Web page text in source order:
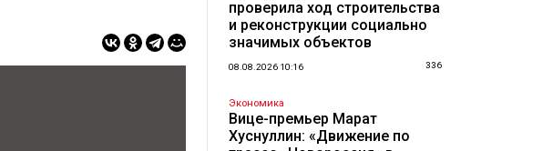
проверила ход строительства
и реконструкции социально
значимых объектов
08.08.2026 10:16 336
Экономика
Вице-премьер Марат
Хуснуллин: «Движение по